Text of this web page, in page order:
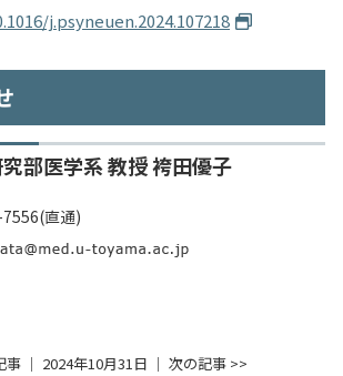
j.psyneuen.2024.107218
部医学系 教授 袴田優子
直通)
事│ 2024年10月31日 │ 次の記事 >>